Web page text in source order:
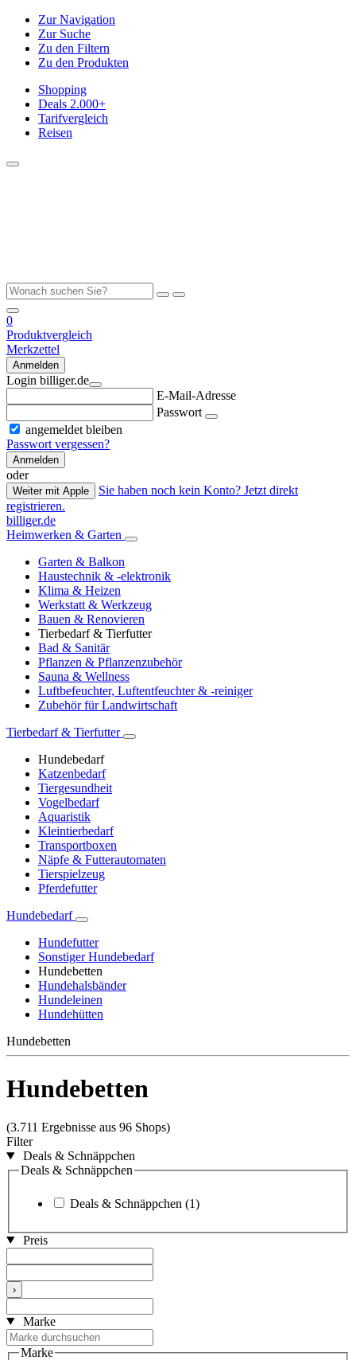
Zur Navigation
Zur Suche
Zu den Filtern
Zu den Produkten
Shopping
Deals 2.000+
Tarifvergleich
Reisen
0
Produktvergleich
Merkzettel
Anmelden
Login billiger.de
E-Mail-Adresse
Passwort
angemeldet bleiben
Passwort vergessen?
Anmelden
oder
Weiter mit Apple
Sie haben noch kein Konto? Jetzt direkt
registrieren.
billiger.de
Heimwerken & Garten
Garten & Balkon
Haustechnik & -elektronik
Klima & Heizen
Werkstatt & Werkzeug
Bauen & Renovieren
Tierbedarf & Tierfutter
Bad & Sanitär
Pflanzen & Pflanzenzubehör
Sauna & Wellness
Luftbefeuchter, Luftentfeuchter & -reiniger
Zubehör für Landwirtschaft
Tierbedarf & Tierfutter
Hundebedarf
Katzenbedarf
Tiergesundheit
Vogelbedarf
Aquaristik
Kleintierbedarf
Transportboxen
Näpfe & Futterautomaten
Tierspielzeug
Pferdefutter
Hundebedarf
Hundefutter
Sonstiger Hundebedarf
Hundebetten
Hundehalsbänder
Hundeleinen
Hundehütten
Hundebetten
Hundebetten
(3.711 Ergebnisse aus 96 Shops)
Filter
Deals & Schnäppchen
Deals & Schnäppchen
Deals & Schnäppchen (1)
Preis
›
Marke
Marke